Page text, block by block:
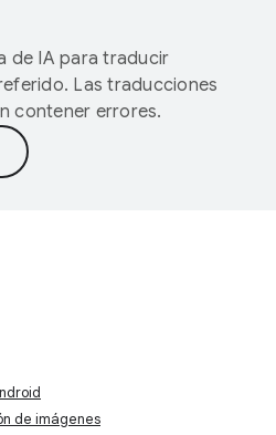
de IA para traducir
Las traducciones
contener errores.
de imágenes